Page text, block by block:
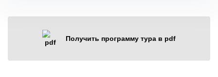
Получить программу тура в pdf